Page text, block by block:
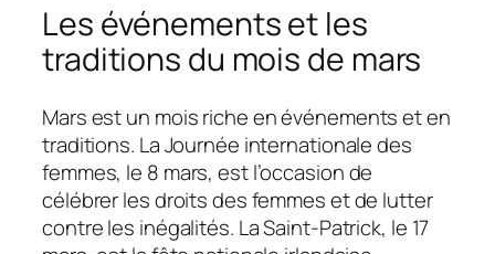
Les événements et les
traditions du mois de mars
Mars est un mois riche en événements et en
traditions. La Journée internationale des
femmes, le 8 mars, est l’occasion de
célébrer les droits des femmes et de lutter
contre les inégalités. La Saint-Patrick, le 17